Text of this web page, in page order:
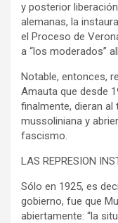
y posterior
alemanas, la
el Proceso de
a “los moderados”
Notable, entonces,
Amauta que desde
finalmente, dieran
mussoliniana y
fascismo.
LAS REPRESION
Sólo en 1925, es
gobierno, fue que
abiertamente: “la